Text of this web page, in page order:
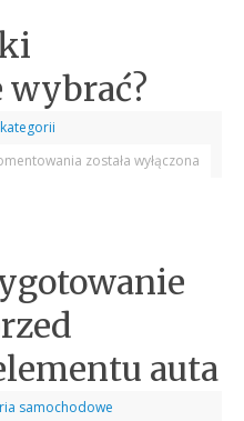
wybrać?
została wyłączona
auta
samochodowe